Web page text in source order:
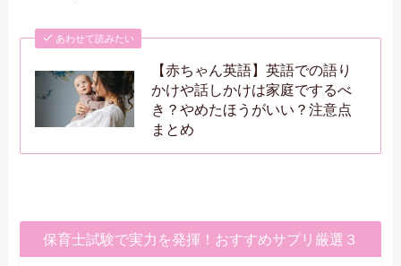
あわせて読みたい
【赤ちゃん英語】英語での語り
かけや話しかけは家庭でするべ
き？やめたほうがいい？注意点
まとめ
保育士試験で実力を発揮！おすすめサプリ厳選３